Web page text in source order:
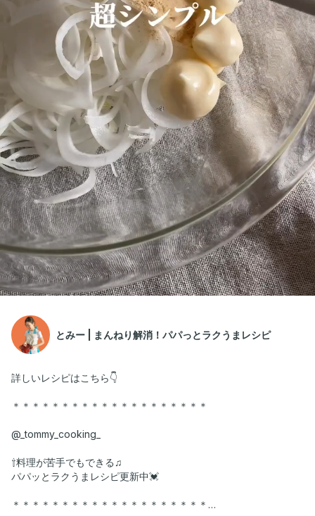
とみー | まんねり解消！パパっとラクうまレシピ
詳しいレシピはこちら👇
＊＊＊＊＊＊＊＊＊＊＊＊＊＊＊＊＊＊＊＊
@_tommy_cooking_
⇧料理が苦手でもできる♫
パパッとラクうまレシピ更新中💓
＊＊＊＊＊＊＊＊＊＊＊＊＊＊＊＊＊＊＊＊